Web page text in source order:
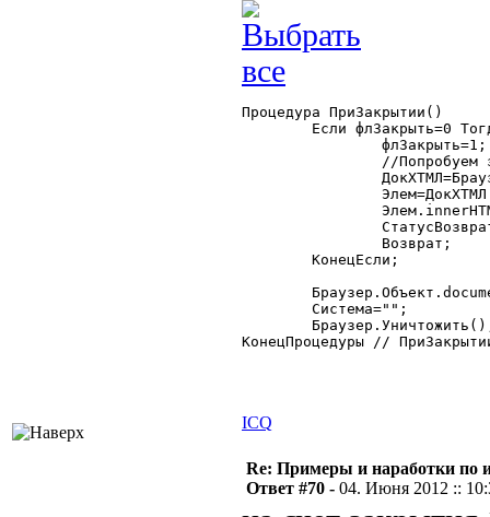
Процедура ПриЗакрытии()
КонецПроцедуры //
ICQ
Re: Примеры и наработки по
Ответ #70 - 04. Июня 2012 ::